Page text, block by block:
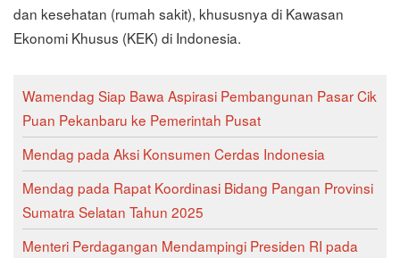
dan kesehatan (rumah sakit), khususnya di Kawasan
Ekonomi Khusus (KEK) di Indonesia.
Wamendag Siap Bawa Aspirasi Pembangunan Pasar Cik
Puan Pekanbaru ke Pemerintah Pusat
Mendag pada Aksi Konsumen Cerdas Indonesia
Mendag pada Rapat Koordinasi Bidang Pangan Provinsi
Sumatra Selatan Tahun 2025
Menteri Perdagangan Mendampingi Presiden RI pada